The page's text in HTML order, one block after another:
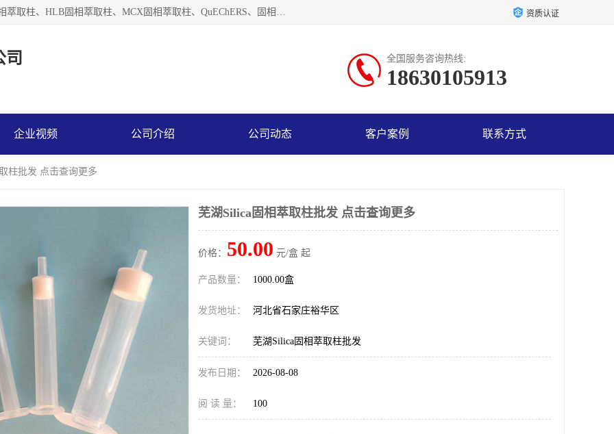
河北艺心逸意科技有限公司主营：C18固相萃取柱、Florisil固相萃取柱、HLB固相萃取柱、MCX固相萃取柱、QuEChERS、固相萃取空柱、针式过滤器 、固相萃取柱、黄曲霉毒素亲和柱。全国咨询热线：18630105913。河北艺心逸意科技有限公司接受来样定做，我们秉承着“顾客至上，锐意进取”的经营理念，坚持客户至上的原则为广大客户提供优质的服务，欢迎广大客户惠顾！免费咨询！ 资质认证
司 全国服务咨询热线:
18630105913
企业视频 公司介绍 公司动态 客户案例 联系方式
柱批发 点击查询更多
芜湖Silica固相萃取柱批发 点击查询更多
价格： 50.00 元/盒 起
产品数量： 1000.00盒
发货地址： 河北省石家庄裕华区
关键词： 芜湖Silica固相萃取柱批发
发布日期： 2026-08-08
阅 读 量： 100